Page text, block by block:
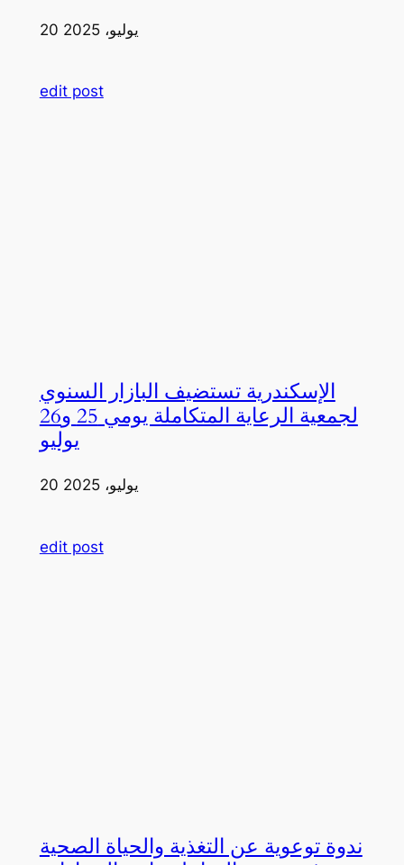
20 يوليو، 2025
edit post
الإسكندرية تستضيف البازار السنوي
لجمعية الرعاية المتكاملة يومي 25 و26
يوليو
20 يوليو، 2025
edit post
ندوة توعوية عن التغذية والحياة الصحية